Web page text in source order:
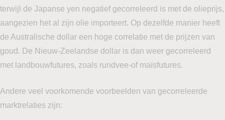
terwijl de Japanse yen negatief gecorreleerd is met de olieprijs,
aangezien het al zijn olie importeert. Op dezelfde manier heeft
de Australische dollar een hoge correlatie met de prijzen van
goud. De Nieuw-Zeelandse dollar is dan weer gecorreleerd
met landbouwfutures, zoals rundvee-of maïsfutures.
Andere veel voorkomende voorbeelden van gecorreleerde
marktrelaties zijn: